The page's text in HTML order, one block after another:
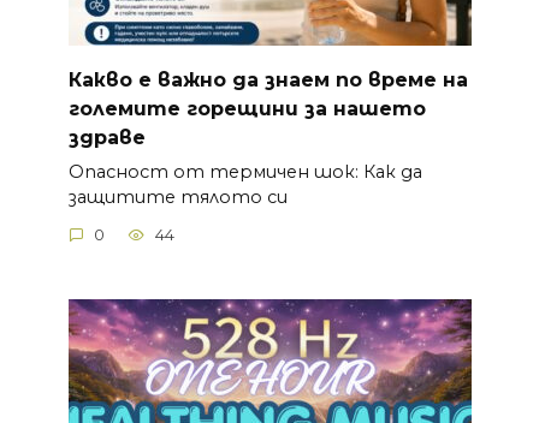
Какво е важно да знаем по време на
големите горещини за нашето
здраве
Опасност от термичен шок: Как да
защитите тялото си
0 44